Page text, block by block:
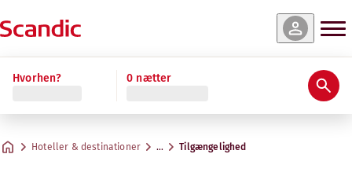
Hvorhen? 0 nætter
Hoteller & destinationer … Tilgængelighed